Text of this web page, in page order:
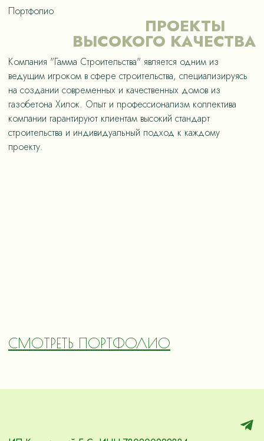
Портфолио
ПРОЕКТЫ
ВЫСОКОГО КАЧЕСТВА
Компания "Гамма Строительства" является одним из
ведущим игроком в сфере строительства, специализируясь
на создании современных и качественных домов из
газобетона Хилок. Опыт и профессионализм коллектива
компании гарантируют клиентам высокий стандарт
строительства и индивидуальный подход к каждому
проекту.
СМОТРЕТЬ ПОРТФОЛИО